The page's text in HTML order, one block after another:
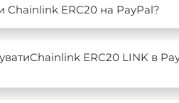
Chainlink ERC20 на PayPal?
ERC20 LINK в